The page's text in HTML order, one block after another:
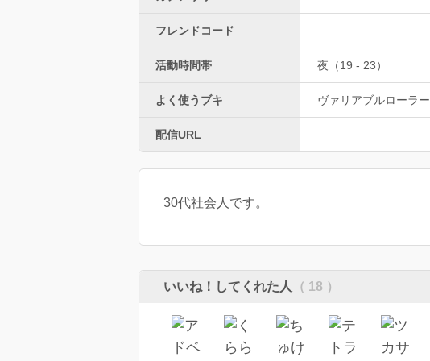
フレンドコード
活動時間帯 夜（19 - 23）
よく使うブキ ヴァリアブルローラー
配信URL
30代社会人です。
いいね！してくれた人 （ 18 ）